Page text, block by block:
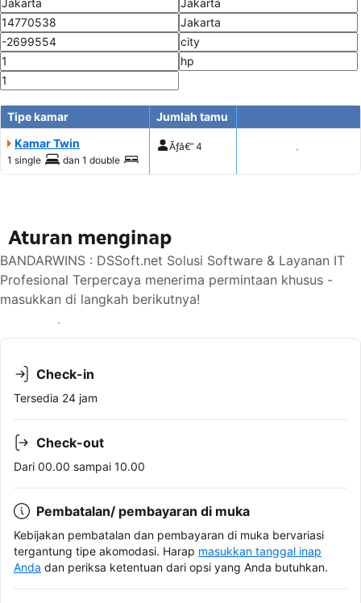
Tipe kamar
Jumlah tamu
Kamar Twin
1 single dan 1 double
Ãƒâ€” 4 Tampilkan harga
Aturan menginap
BANDARWINS : DSSoft.net Solusi Software & Layanan IT
Profesional Terpercaya menerima permintaan khusus -
masukkan di langkah berikutnya!
Lihat ketersediaan
Check-in
Tersedia 24 jam
Check-out
Dari 00.00 sampai 10.00
Pembatalan/ pembayaran di muka
Kebijakan pembatalan dan pembayaran di muka bervariasi
tergantung tipe akomodasi. Harap masukkan tanggal inap
Anda dan periksa ketentuan dari opsi yang Anda butuhkan.